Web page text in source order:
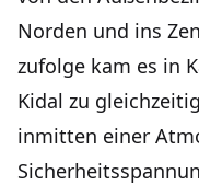
Norden und ins
zufolge kam es in
Kidal zu
inmitten einer